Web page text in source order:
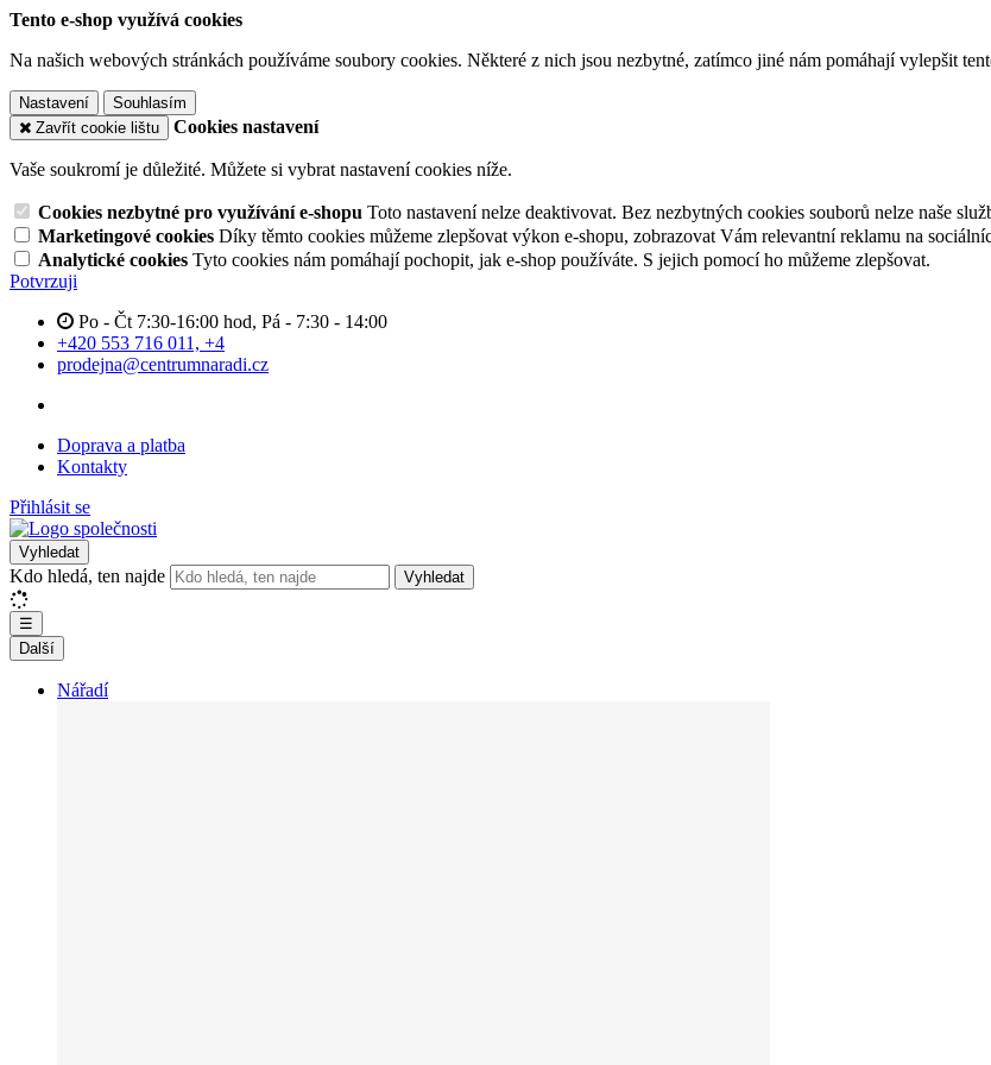
Tento e-shop využívá cookies
Na našich webových stránkách používáme soubory cookies. Některé z nich jsou nezbytné, zatímco jiné nám pomáhají vylepšit
Nastavení
Souhlasím
Zavřít cookie lištu
Cookies nastavení
Vaše soukromí je důležité. Můžete si vybrat nastavení cookies níže.
Cookies nezbytné pro využívání e-shopu Toto nastavení nelze deaktivovat. Bez nezbytných cookies souborů nelze naše
Marketingové cookies Díky těmto cookies můžeme zlepšovat výkon e-shopu, zobrazovat Vám relevantní reklamu na
Analytické cookies Tyto cookies nám pomáhají pochopit, jak e-shop používáte. S jejich pomocí ho můžeme zlepšovat.
Potvrzuji
Po - Čt 7:30-16:00 hod, Pá - 7:30 - 14:00
+420 553 716 011, +4
prodejna@centrumnaradi.cz
Doprava a platba
Kontakty
Přihlásit se
Vyhledat
Kdo hledá, ten najde Vyhledat
☰
Další
Nářadí